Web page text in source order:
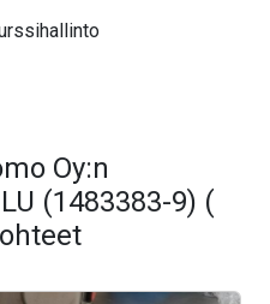
Oy:n
(1483383-9) (